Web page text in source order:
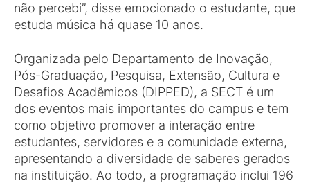
não percebi”, disse emocionado o estudante, que
estuda música há quase 10 anos.
Organizada pelo Departamento de Inovação,
Pós-Graduação, Pesquisa, Extensão, Cultura e
Desafios Acadêmicos (DIPPED), a SECT é um
dos eventos mais importantes do campus e tem
como objetivo promover a interação entre
estudantes, servidores e a comunidade externa,
apresentando a diversidade de saberes gerados
na instituição. Ao todo, a programação inclui 196